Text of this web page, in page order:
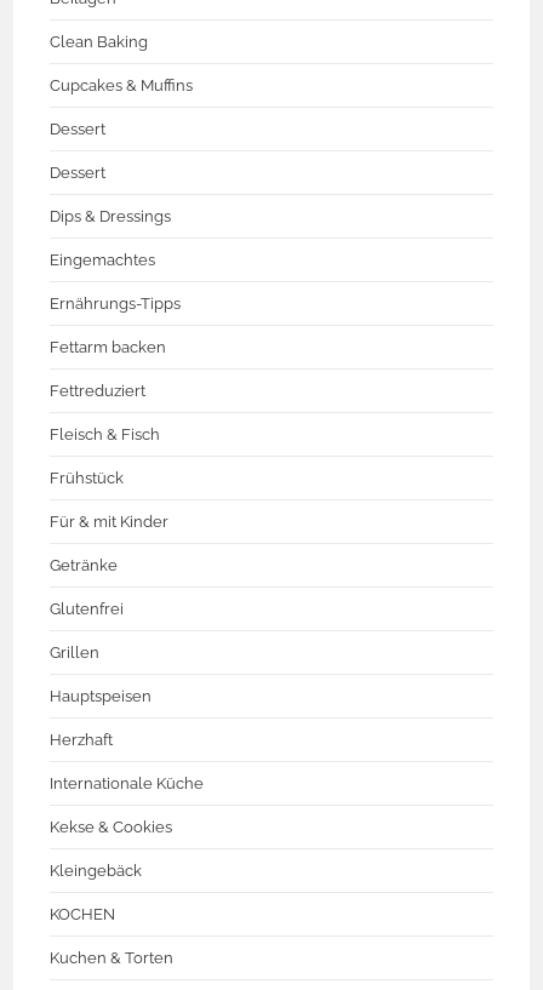
Clean Baking
Cupcakes & Muffins
Dessert
Dessert
Dips & Dressings
Eingemachtes
Ernährungs-Tipps
Fettarm backen
Fettreduziert
Fleisch & Fisch
Frühstück
Für & mit Kinder
Getränke
Glutenfrei
Grillen
Hauptspeisen
Herzhaft
Internationale Küche
Kekse & Cookies
Kleingebäck
KOCHEN
Kuchen & Torten